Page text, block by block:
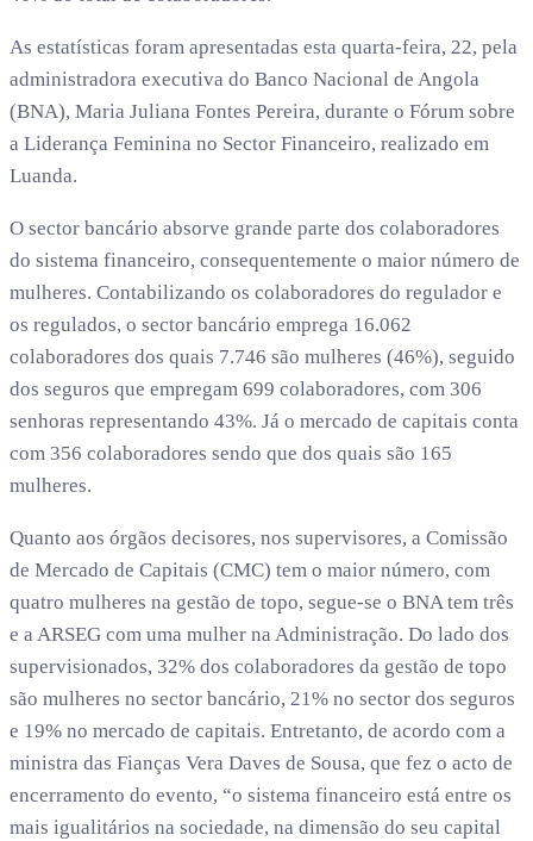
As estatísticas foram apresentadas esta quarta-feira, 22, pela
administradora executiva do Banco Nacional de Angola
(BNA), Maria Juliana Fontes Pereira, durante o Fórum sobre
a Liderança Feminina no Sector Financeiro, realizado em
Luanda.
O sector bancário absorve grande parte dos colaboradores
do sistema financeiro, consequentemente o maior número de
mulheres. Contabilizando os colaboradores do regulador e
os regulados, o sector bancário emprega 16.062
colaboradores dos quais 7.746 são mulheres (46%), seguido
dos seguros que empregam 699 colaboradores, com 306
senhoras representando 43%. Já o mercado de capitais conta
com 356 colaboradores sendo que dos quais são 165
mulheres.
Quanto aos órgãos decisores, nos supervisores, a Comissão
de Mercado de Capitais (CMC) tem o maior número, com
quatro mulheres na gestão de topo, segue-se o BNA tem três
e a ARSEG com uma mulher na Administração. Do lado dos
supervisionados, 32% dos colaboradores da gestão de topo
são mulheres no sector bancário, 21% no sector dos seguros
e 19% no mercado de capitais. Entretanto, de acordo com a
ministra das Fianças Vera Daves de Sousa, que fez o acto de
encerramento do evento, “o sistema financeiro está entre os
mais igualitários na sociedade, na dimensão do seu capital